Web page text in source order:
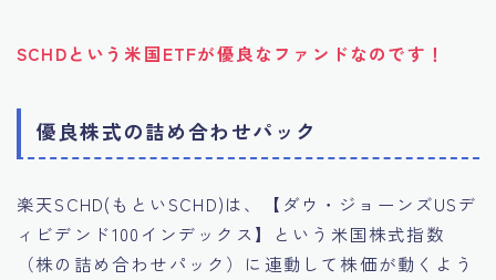
SCHDという米国ETFが優良なファンドなのです！
優良株式の詰め合わせパック
楽天SCHD(もといSCHD)は、【ダウ・ジョーンズUSデ
ィビデンド100インデックス】という米国株式指数
（株の詰め合わせパック）に連動して株価が動くよう